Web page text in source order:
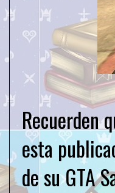
Recuerden
esta
de su GTA